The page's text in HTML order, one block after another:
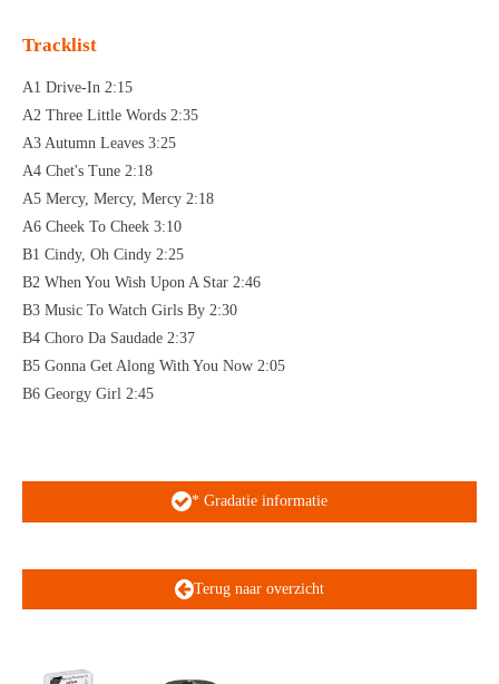
Tracklist
A1 Drive-In 2:15
A2 Three Little Words 2:35
A3 Autumn Leaves 3:25
A4 Chet's Tune 2:18
A5 Mercy, Mercy, Mercy 2:18
A6 Cheek To Cheek 3:10
B1 Cindy, Oh Cindy 2:25
B2 When You Wish Upon A Star 2:46
B3 Music To Watch Girls By 2:30
B4 Choro Da Saudade 2:37
B5 Gonna Get Along With You Now 2:05
B6 Georgy Girl 2:45
* Gradatie informatie
Terug naar overzicht